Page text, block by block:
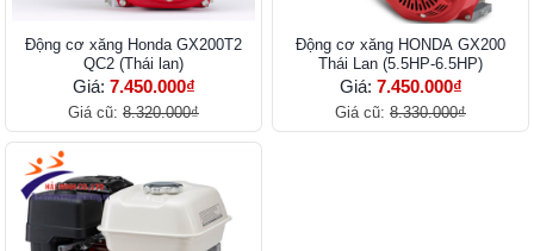
Ðộng cơ xăng Honda GX200T2
QC2 (Thái lan)
Giá: 7.450.000₫
Giá cũ: 8.320.000₫
Động cơ xăng HONDA GX200
Thái Lan (5.5HP-6.5HP)
Giá: 7.450.000₫
Giá cũ: 8.330.000₫